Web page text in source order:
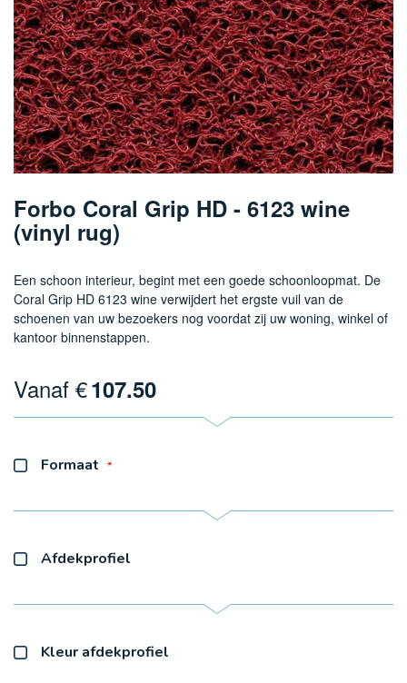
naar
het
begin
de
afbeeldingen-
gallerij
Forbo Coral Grip HD - 6123 wine
(vinyl rug)
Een schoon interieur, begint met een goede schoonloopmat. De
Coral Grip HD 6123 wine verwijdert het ergste vuil van de
schoenen van uw bezoekers nog voordat zij uw woning, winkel of
kantoor binnenstappen.
Vanaf €107.50
Formaat
Afdekprofiel
Kleur afdekprofiel